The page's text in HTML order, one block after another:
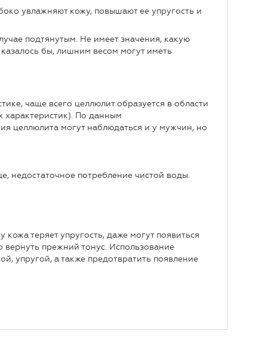
увлажняют кожу, повышают ее упругость и
подтянутым. Не имеет значения, какую
бы, лишним весом могут иметь
чаще всего целлюлит образуется в области
характеристик). По данным
целлюлита могут наблюдаться и у мужчин, но
недостаточное потребление чистой воды.
теряет упругость, даже могут появиться
вернуть прежний тонус. Использование
упругой, а также предотвратить появление